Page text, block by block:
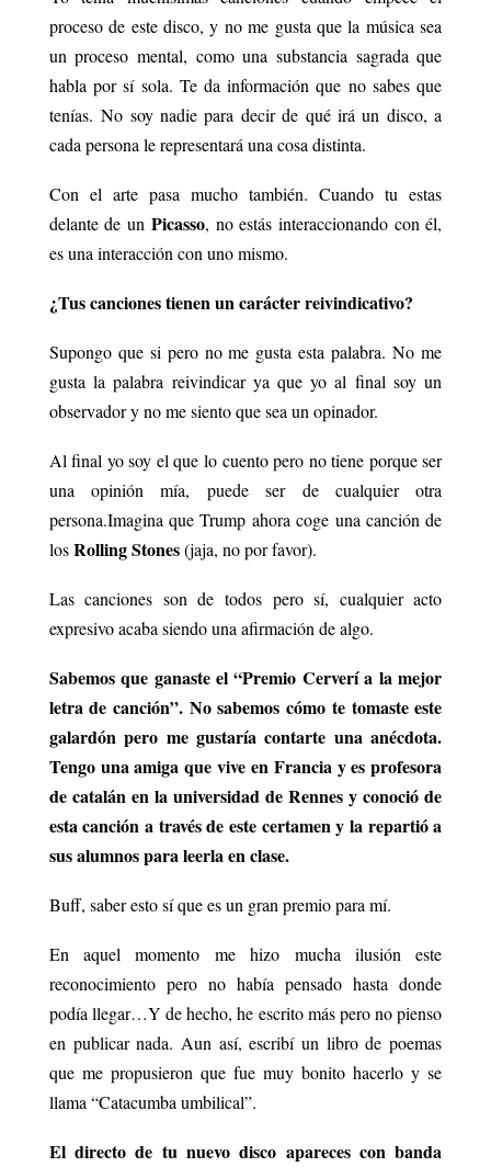
proceso de este disco, y no me gusta que la música sea
un proceso mental, como una substancia sagrada que
habla por sí sola. Te da información que no sabes que
tenías.No soy nadie para decir de qué irá un disco, a
cada persona le representará una cosa distinta.
Con el arte pasa mucho también. Cuando tu estas
delante de un Picasso, no estás interaccionando con él,
es una interacción con uno mismo.
¿Tus canciones tienen un carácter reivindicativo?
Supongo que si pero no me gusta esta palabra. No me
gusta la palabra reivindicar ya que yo al final soy un
observador y no me siento que sea un opinador.
Al final yo soy el que lo cuento pero no tiene porque ser
una opinión mía, puede ser de cualquier otra
persona.Imagina que Trump ahora coge una canción de
losRolling Stones(jaja, no por favor).
Las canciones son de todos pero sí, cualquier acto
expresivo acaba siendo una afirmación de algo.
Sabemos que ganaste el “Premio Cerverí a la mejor
letra de canción”. No sabemos cómo te tomaste este
galardón pero me gustaría contarte una anécdota.
Tengo una amiga que vive en Francia y es profesora
de catalán en la universidad de Rennes y conoció de
esta canción a través de este certamen y la repartió a
sus alumnos para leerla en clase.
Buff, saber esto sí que es un gran premio para mí.
En aquel momento me hizo mucha ilusión este
reconocimiento pero no había pensado hasta donde
podía llegar…Y de hecho, he escrito más pero no pienso
en publicar nada. Aun así, escribí un libro de poemas
que me propusieron que fue muy bonito hacerlo y se
llama “Catacumba umbilical”.
El directo de tu nuevo disco apareces con banda